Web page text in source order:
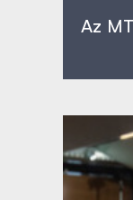
Az